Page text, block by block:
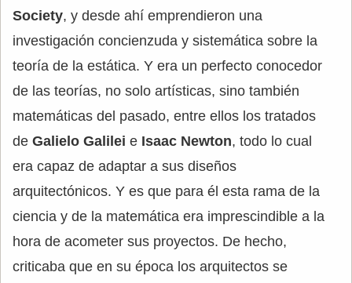
Society, y desde ahí emprendieron una
investigación concienzuda y sistemática sobre la
teoría de la estática. Y era un perfecto conocedor
de las teorías, no solo artísticas, sino también
matemáticas del pasado, entre ellos los tratados
de Galielo Galilei e Isaac Newton, todo lo cual
era capaz de adaptar a sus diseños
arquitectónicos. Y es que para él esta rama de la
ciencia y de la matemática era imprescindible a la
hora de acometer sus proyectos. De hecho,
criticaba que en su época los arquitectos se